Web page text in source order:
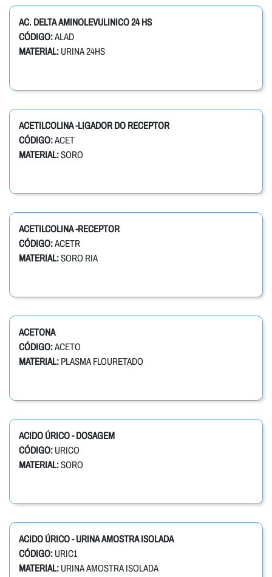
AC. DELTA AMINOLEVULINICO 24 HS
CÓDIGO:ALAD
MATERIAL: URINA 24HS
ACETILCOLINA -LIGADOR DO RECEPTOR
CÓDIGO:ACET
MATERIAL:SORO
ACETILCOLINA -RECEPTOR
CÓDIGO:ACETR
MATERIAL:SORO RIA
ACETONA
CÓDIGO:ACETO
MATERIAL: PLASMA FLOURETADO
ACIDO ÚRICO - DOSAGEM
CÓDIGO: URICO
MATERIAL:SORO
ACIDO ÚRICO - URINA AMOSTRA ISOLADA
CÓDIGO: URIC1
MATERIAL: URINA AMOSTRA ISOLADA